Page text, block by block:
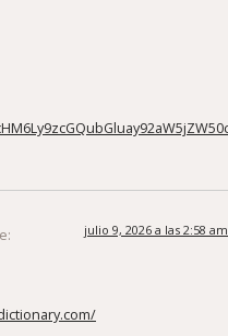
julio 9, 2026 a las 2:58 am